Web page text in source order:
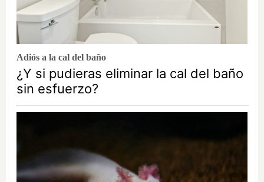
Adiós a la cal del baño
¿Y si pudieras eliminar la cal del baño
sin esfuerzo?